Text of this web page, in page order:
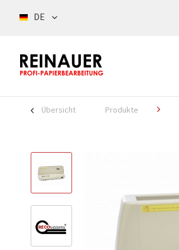
DE
Übersicht Produkte